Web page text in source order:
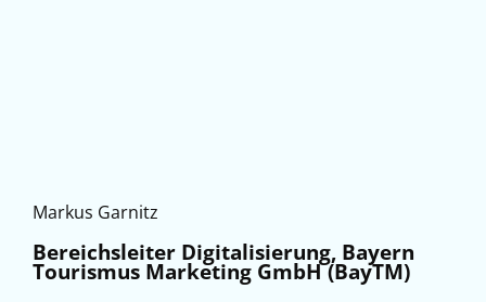
Markus Garnitz
Bereichsleiter Digitalisierung, Bayern
Tourismus Marketing GmbH (BayTM)